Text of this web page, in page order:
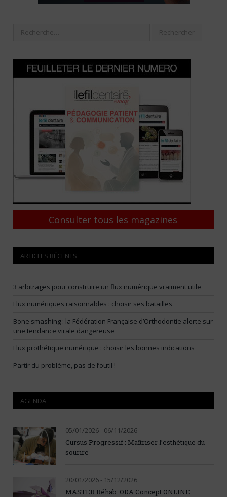
Consulter tous les magazines
ARTICLES RÉCENTS
3 arbitrages pour construire un flux numérique vraiment utile
Flux numériques raisonnables : choisir ses batailles
Bone smashing : la Fédération Française d’Orthodontie alerte sur
une tendance virale dangereuse
Flux prothétique numérique : choisir les bonnes indications
Partir du problème, pas de l’outil !
AGENDA
05/01/2026 - 06/11/2026
Cursus Progressif : Maîtriser l’esthétique du
sourire
20/01/2026 - 15/12/2026
MASTER Réhab. ODA Concept ONLINE